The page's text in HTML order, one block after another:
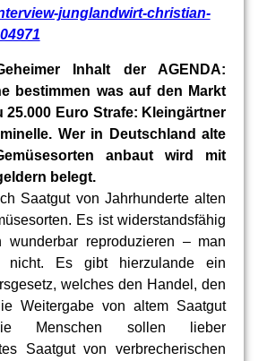
junglandwirt-christian-
Inhalt der AGENDA:
bestimmen was auf den Markt
25.000 Euro Strafe: Kleingärtner
Wer in Deutschland alte
anbaut wird mit
belegt.
Saatgut von Jahrhunderte alten
Es ist widerstandsfähig
wunderbar reproduzieren – man
Es gibt hierzulande ein
welches den Handel, den
Weitergabe von altem Saatgut
Menschen sollen lieber
Saatgut von verbrecherischen